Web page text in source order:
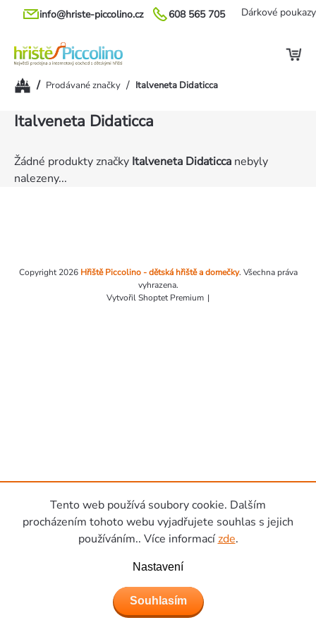
Tento web používá soubory cookie. Dalším
procházením tohoto webu vyjadřujete souhlas s jejich
používáním.. Více informacízde.
Nastavení
Souhlasím
Přejít
608 565 705
info@hriste-piccolino.cz Dárkové poukazy
Domů/ Prodávané značky / Italveneta Didaticca
Italveneta Didaticca
Žádné produkty značky Italveneta Didaticca nebyly
nalezeny...
Vytvořil Shoptet Premium
Copyright 2026 Hřiště Piccolino - dětská hřiště a domečky. Všechna práva
vyhrazena.